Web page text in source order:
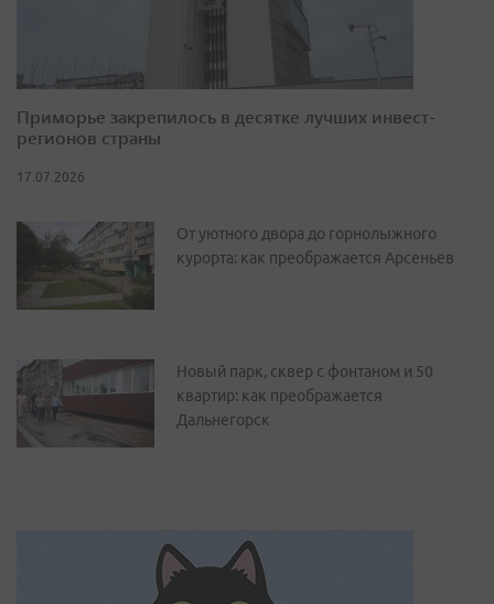
Приморье закрепилось в десятке лучших инвест-
регионов страны
17.07.2026
От уютного двора до горнолыжного
курорта: как преображается Арсеньев
Новый парк, сквер с фонтаном и 50
квартир: как преображается
Дальнегорск